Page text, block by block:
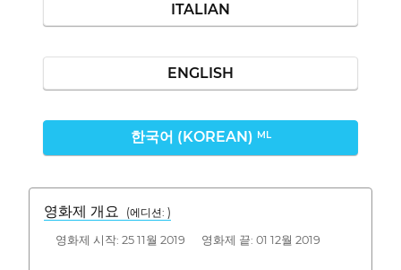
ITALIAN
ENGLISH
한국어 (KOREAN) ML
영화제 개요 (에디션: )
영화제 시작: 25 11월 2019 영화제 끝: 01 12월 2019